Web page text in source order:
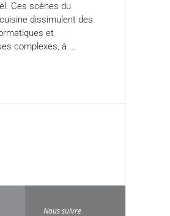
Ces scènes du
dissimulent des
et
complexes, à ...
Nous suivre